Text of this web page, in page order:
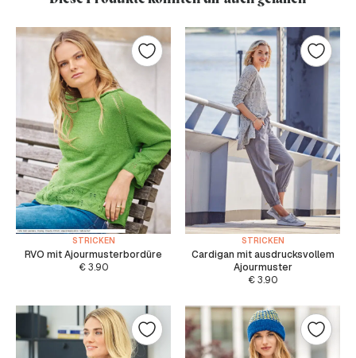
STRICKEN
RVO mit Ajourmusterbordüre
€3.90
STRICKEN
Cardigan mit ausdrucksvollem
Ajourmuster
€3.90